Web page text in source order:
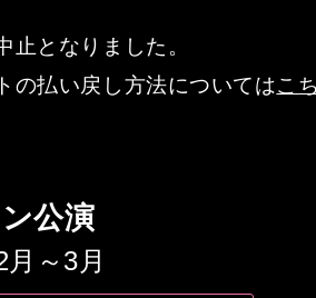
止となりました。
の払い戻し方法についてはこ
公演
～3月